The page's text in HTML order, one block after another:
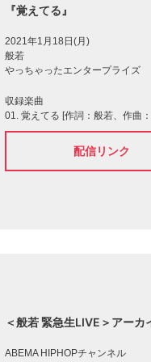
『覚えてる』
2021年1月18日(月)
般若
やっちゃったエンタープライズ
収録楽曲
01. 覚えてる [作詞：般若、作曲
配信リンク
＜般若 緊急生LIVE＞アーカ
ABEMA HIPHOPチャンネル